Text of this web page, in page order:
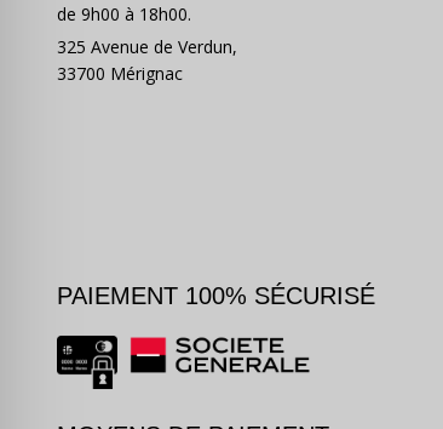
de 9h00 à 18h00.
325 Avenue de Verdun,
33700 Mérignac
PAIEMENT 100% SÉCURISÉ